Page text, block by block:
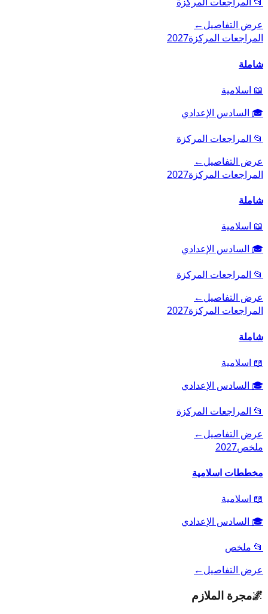
عرض التفاصيل←
المراجعات المركزة2027
شاملة
📖 اسلامية
🎓 السادس الإعدادي
📂 المراجعات المركزة
عرض التفاصيل←
المراجعات المركزة2027
شاملة
📖 اسلامية
🎓 السادس الإعدادي
📂 المراجعات المركزة
عرض التفاصيل←
المراجعات المركزة2027
شاملة
📖 اسلامية
🎓 السادس الإعدادي
📂 المراجعات المركزة
عرض التفاصيل←
ملخص2027
مخططات اسلامية
📖 اسلامية
🎓 السادس الإعدادي
📂 ملخص
عرض التفاصيل←
🌌مجرة الملازم